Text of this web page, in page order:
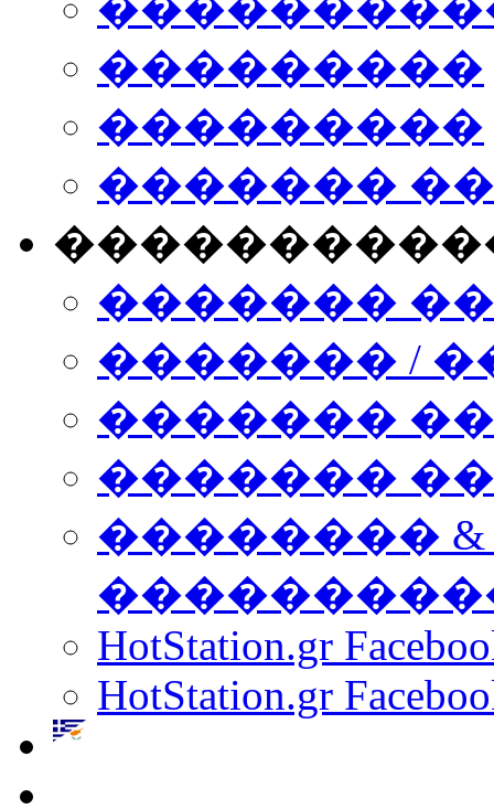
���������
���������
�������
�������
������� /
�������
������� ���
��������
HotStation.gr
HotStation.gr